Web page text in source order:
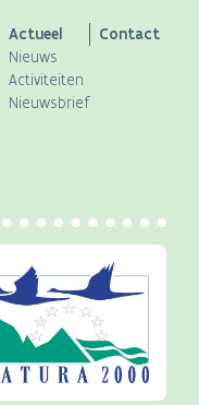
Actueel
Nieuws
Activiteiten
Nieuwsbrief
Contact